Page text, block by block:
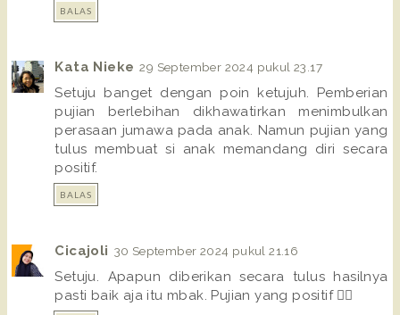
BALAS
Kata Nieke 29 September 2024 pukul 23.17
Setuju banget dengan poin ketujuh. Pemberian
pujian berlebihan dikhawatirkan menimbulkan
perasaan jumawa pada anak. Namun pujian yang
tulus membuat si anak memandang diri secara
positif.
BALAS
Cicajoli 30 September 2024 pukul 21.16
Setuju. Apapun diberikan secara tulus hasilnya
pasti baik aja itu mbak. Pujian yang positif 👍🏾